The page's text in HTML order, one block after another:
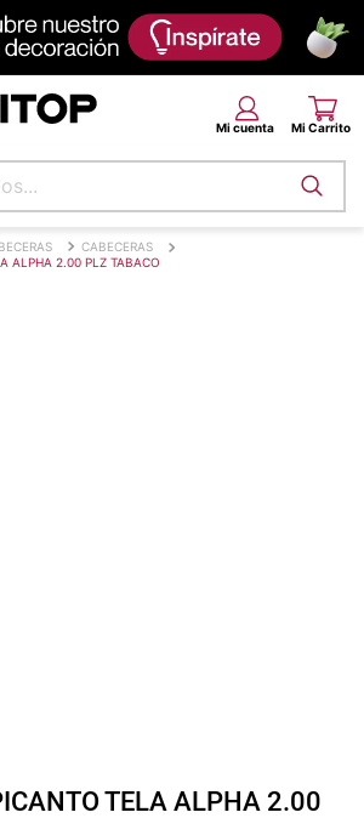
CABECERAS
ALPHA 2.00 PLZ TABACO
TELA ALPHA 2.00